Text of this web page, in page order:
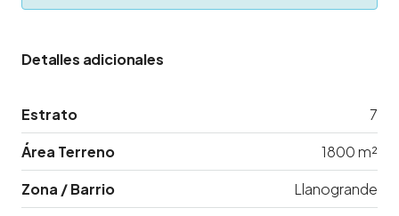
Detalles adicionales
Estrato
7
Área Terreno
1800 m²
Zona / Barrio
Llanogrande